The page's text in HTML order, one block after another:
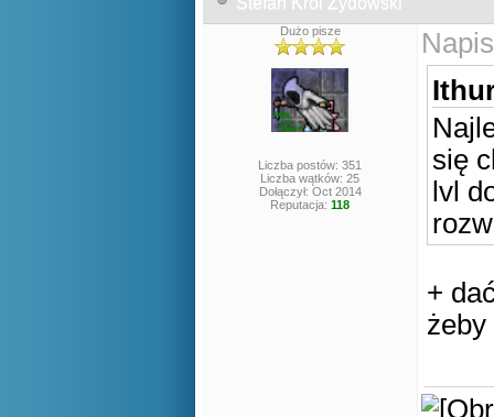
Dużo pisze
Liczba postów: 351
Liczba wątków: 25
Dołączył: Oct 2014
Reputacja: 118
się
lvl
+
żeby